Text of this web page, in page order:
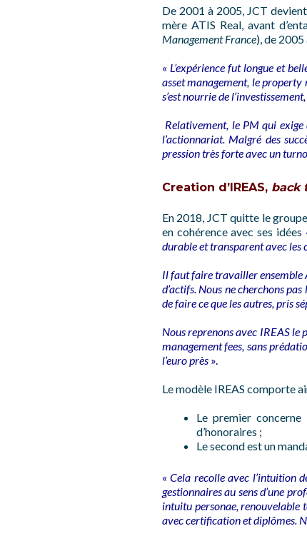
De 2001 à 2005, JCT
mère ATIS Real, avant
Management France), de
« L’expérience fut longue et
asset management, le
s’est nourrie de
Relativement, le PM qui exige
l’actionnariat. Malgré des
pression très forte avec un
Creation d’IREAS, back
En 2018, JCT quitte le
en cohérence avec ses idées
durable et transparent avec les
Il faut faire travailler ensemble
d’actifs. Nous ne cherchons
de faire ce que les autres, pris
Nous reprenons avec IREAS le
management fees, sans
l’euro près ».
Le modèle IREAS comporte
Le premier
d’honoraires ;
Le second est un
«Cela recolle avec l’intuition
gestionnaires au sens d’une
intuitu personae, renouvelable
avec certification et diplômes.